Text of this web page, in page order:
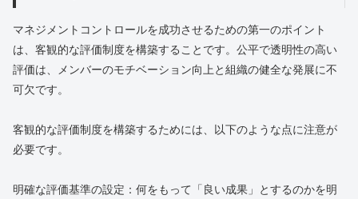
マネジメントコントロールを成功させるための第一のポイント
は、客観的な評価制度を構築することです。公平で透明性の高い
評価は、メンバーのモチベーション向上と組織の健全な発展に不
可欠です。
客観的な評価制度を構築するためには、以下のような点に注意が
必要です。
明確な評価基準の設定：何をもって「良い成果」とするのかを明